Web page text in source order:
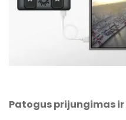
Patogus prijungimas